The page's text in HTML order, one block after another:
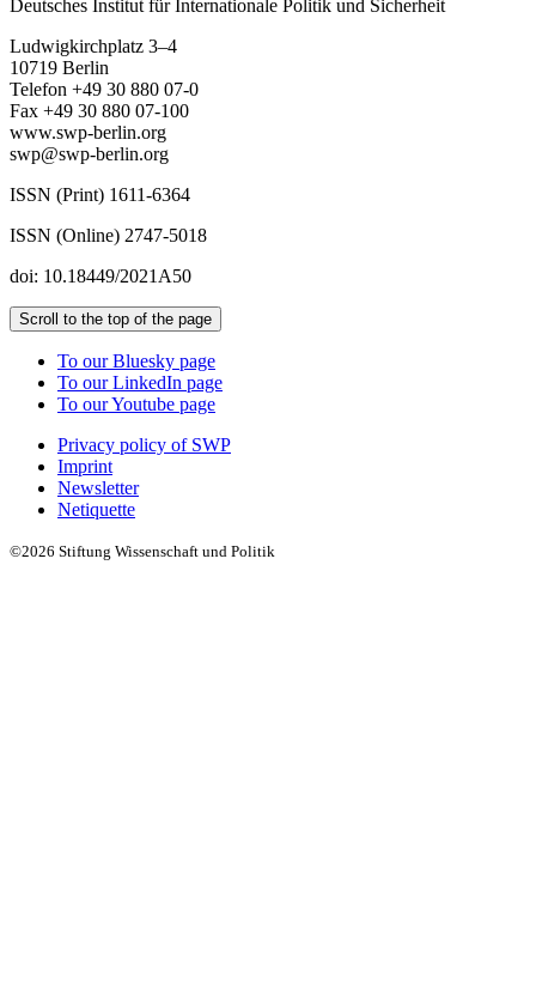
Deutsches Institut für Internationale Politik und Sicherheit
Ludwigkirchplatz 3–4
10719 Berlin
Telefon +49 30 880 07-0
Fax +49 30 880 07-100
www.swp-berlin.org
swp@swp-berlin.org
ISSN (Print) 1611-6364
ISSN (Online) 2747-5018
doi: 10.18449/2021A50
Scroll to the top of the page
To our Bluesky page
To our LinkedIn page
To our Youtube page
Privacy policy of SWP
Imprint
Newsletter
Netiquette
©2026 Stiftung Wissenschaft und Politik